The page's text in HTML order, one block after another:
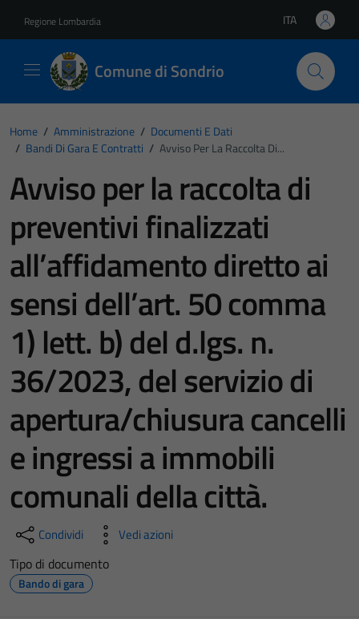
Regione Lombardia Lingua attiva:
ITA
Comune di Sondrio
Home / Amministrazione / Documenti E Dati
/ Bandi Di Gara E Contratti / Avviso Per La Raccolta Di...
Avviso per la raccolta di
preventivi finalizzati
all’affidamento diretto ai
sensi dell’art. 50 comma
1) lett. b) del d.lgs. n.
36/2023, del servizio di
apertura/chiusura cancelli
e ingressi a immobili
comunali della città.
Condividi Vedi azioni
Tipo di documento
Bando di gara